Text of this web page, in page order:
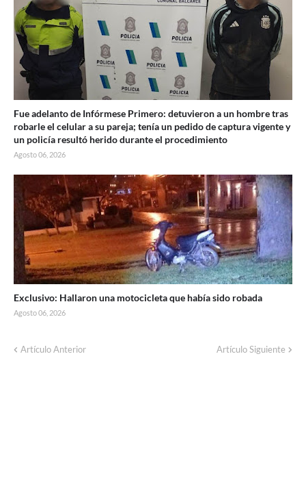
Fue adelanto de Infórmese Primero: detuvieron a un hombre tras
robarle el celular a su pareja; tenía un pedido de captura vigente y
un policía resultó herido durante el procedimiento
Agosto 06, 2026
Exclusivo: Hallaron una motocicleta que había sido robada
Agosto 06, 2026
Artículo Anterior Artículo Siguiente